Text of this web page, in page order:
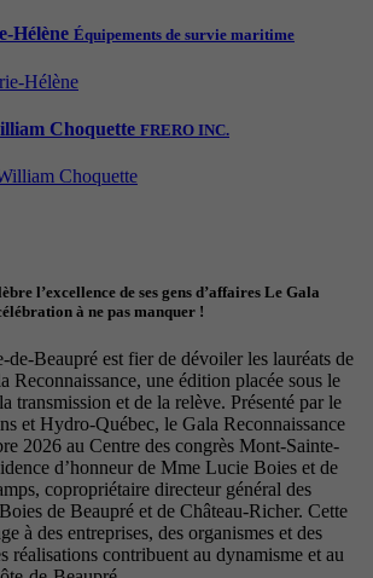
Hélène Équipements de survie maritime
Choquette FRERO INC.
l’excellence de ses gens d’affaires Le Gala
à ne pas manquer !
Beaupré est fier de dévoiler les lauréats de
Reconnaissance, une édition placée sous le
transmission et de la relève. Présenté par le
et Hydro-Québec, le Gala Reconnaissance
2026 au Centre des congrès Mont-Sainte-
d’honneur de Mme Lucie Boies et de
copropriétaire directeur général des
de Beaupré et de Château-Richer. Cette
à des entreprises, des organismes et des
réalisations contribuent au dynamisme et au